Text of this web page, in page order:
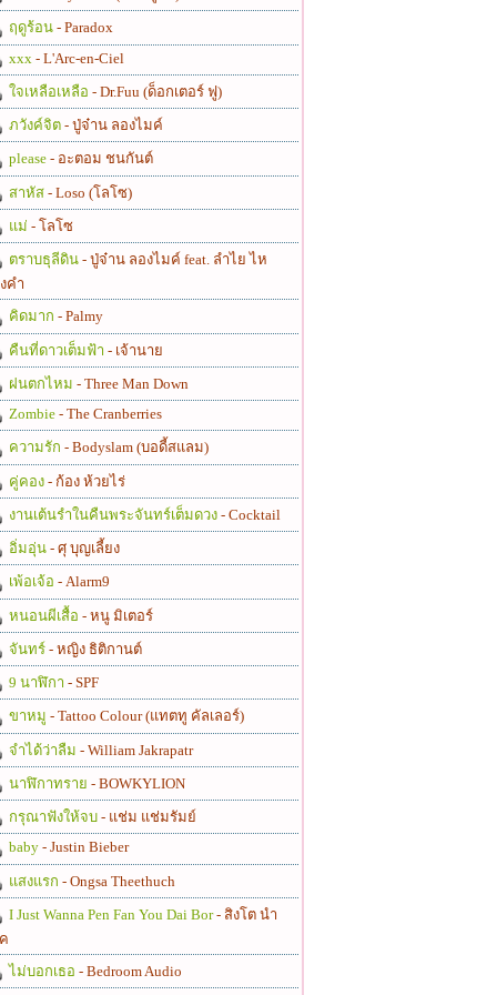
ฤดูร้อน - Paradox
xxx - L'Arc-en-Ciel
ใจเหลือเหลือ - Dr.Fuu (ด็อกเตอร์ ฟู)
ภวังค์จิต - ปู่จ๋าน ลองไมค์
please - อะตอม ชนกันต์
สาหัส - Loso (โลโซ)
แม่ - โลโซ
ตราบธุลีดิน - ปู่จ๋าน ลองไมค์ feat. ลำไย ไห
คำ
คิดมาก - Palmy
คืนที่ดาวเต็มฟ้า - เจ้านาย
ฝนตกไหม - Three Man Down
Zombie - The Cranberries
ความรัก - Bodyslam (บอดี้สแลม)
คู่คอง - ก้อง ห้วยไร่
งานเต้นรำในคืนพระจันทร์เต็มดวง - Cocktail
อิ่มอุ่น - ศุ บุญเลี้ยง
เพ้อเจ้อ - Alarm9
หนอนผีเสื้อ - หนู มิเตอร์
จันทร์ - หญิง ธิติกานต์
9 นาฬิกา - SPF
ขาหมู - Tattoo Colour (แทตทู คัลเลอร์)
จำได้ว่าลืม - William Jakrapatr
นาฬิกาทราย - BOWKYLION
กรุณาฟังให้จบ - แช่ม แช่มรัมย์
baby - Justin Bieber
แสงแรก - Ongsa Theethuch
I Just Wanna Pen Fan You Dai Bor- สิงโต นำ
ไม่บอกเธอ - Bedroom Audio